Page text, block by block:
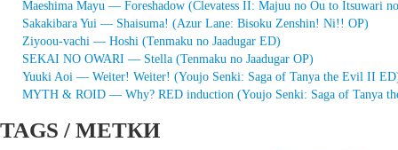
Maeshima Mayu — Foreshadow (Clevatess II: Majuu no Ou to Itsuwari no
Sakakibara Yui — Shaisuma! (Azur Lane: Bisoku Zenshin! Ni!! OP)
Ziyoou-vachi — Hoshi (Tenmaku no Jaadugar ED)
SEKAI NO OWARI — Stella (Tenmaku no Jaadugar OP)
Yuuki Aoi — Weiter! Weiter! (Youjo Senki: Saga of Tanya the Evil II
MYTH & ROID — Why? RED induction (Youjo Senki: Saga of Tanya
TAGS / МЕТКИ